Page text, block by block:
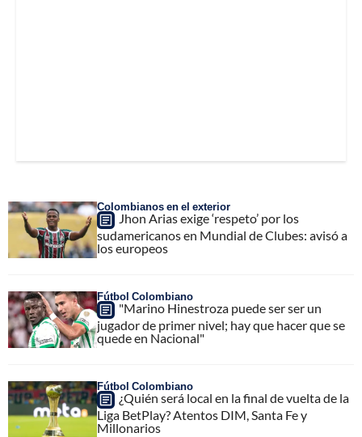
Colombianos en el exterior
Jhon Arias exige ‘respeto’ por los
sudamericanos en Mundial de Clubes: avisó a
los europeos
Fútbol Colombiano
"Marino Hinestroza puede ser ser un
jugador de primer nivel; hay que hacer que se
quede en Nacional"
Fútbol Colombiano
¿Quién será local en la final de vuelta de la
Liga BetPlay? Atentos DIM, Santa Fe y
Millonarios